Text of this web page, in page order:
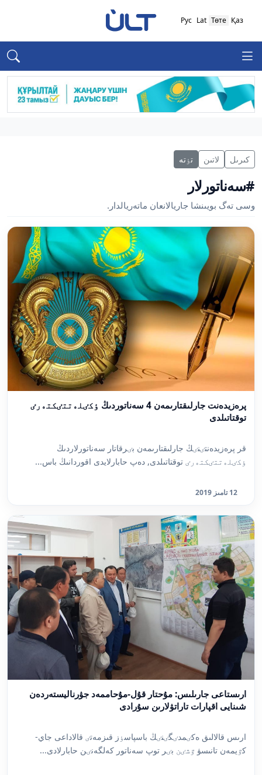
Қаз
Төте
Lat
Рус
كىرىل لاتىن تٶتە
#سەناتورلار
وسى تەگ بويىنشا جاريالانعان ماتەريالدار.
پرەزيدەنت جارلىقتارىمەن 4 سەناتوردىڭ ٶكٸلەتتٸكتەرٸ
توقتاتىلدى
قر پرەزيدەنتٸنٸڭ جارلىقتارىمەن بٸرقاتار سەناتورلاردىڭ
ٶكٸلەتتٸكتەرٸ توقتاتىلدى, دەپ حابارلايدى اقوردانىڭ باس...
12 تامىز 2019
ارىستاعى جارىلىس: مۇحتار قۇل-مۇحاممەد جۋرناليستەردەن
شىنايى اقپارات تاراتۋلارىن سۇرادى
ارىس قالالىق ەكٸمدٸگٸنٸڭ باسپاسٶز قىزمەتٸ قالاداعى جاي-
كٷيمەن تانىسۋ ٷشٸن بٸر توپ سەناتور كەلگەنٸن حابارلادى...